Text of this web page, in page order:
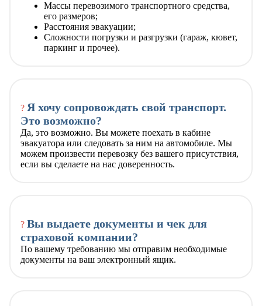
Массы перевозимого транспортного средства,
его размеров;
Расстояния эвакуации;
Сложности погрузки и разгрузки (гараж, кювет,
паркинг и прочее).
? Я хочу сопровождать свой транспорт.
Это возможно?
Да, это возможно. Вы можете поехать в кабине
эвакуатора или следовать за ним на автомобиле. Мы
можем произвести перевозку без вашего присутствия,
если вы сделаете на нас доверенность.
? Вы выдаете документы и чек для
страховой компании?
По вашему требованию мы отправим необходимые
документы на ваш электронный ящик.